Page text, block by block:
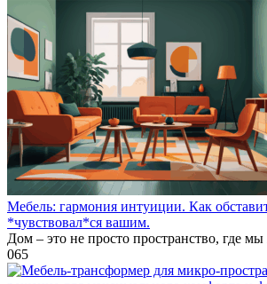
Мебель: гармония интуиции. Как
*чувствовал*ся вашим.
Дом – это не просто пространство, где
065